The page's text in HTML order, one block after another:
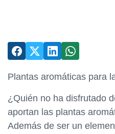
Plantas aromáticas para
¿Quién no ha disfrutado
aportan las plantas
Además de ser un